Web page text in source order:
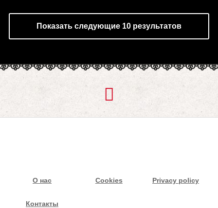
Показать следующие 10 результатов
О нас Cookies Privacy policy
Контакты